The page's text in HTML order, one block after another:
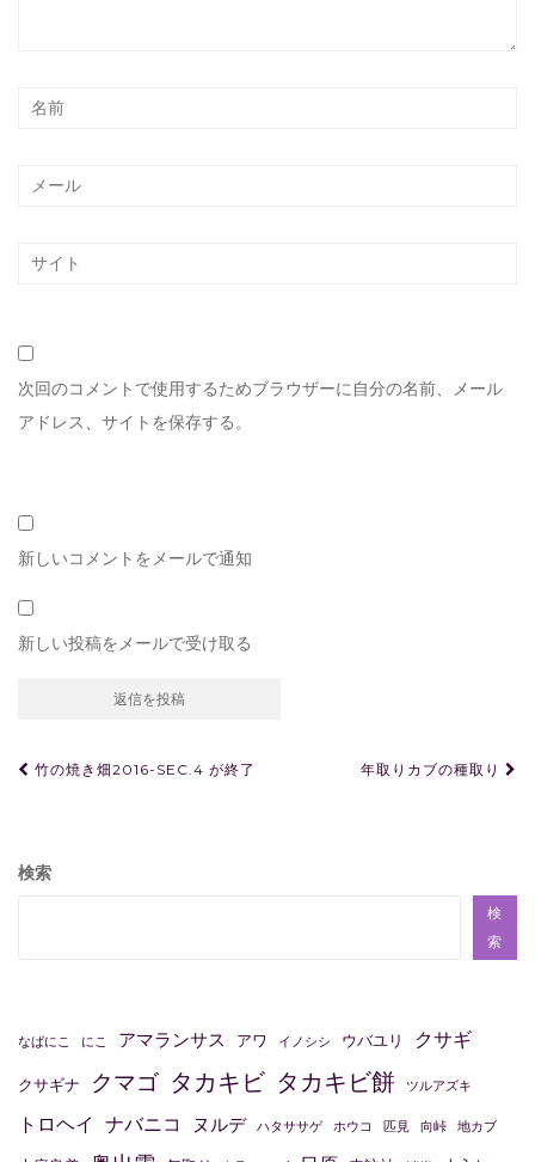
次回のコメントで使用するためブラウザーに自分の名前、メール
アドレス、サイトを保存する。
新しいコメントをメールで通知
新しい投稿をメールで受け取る
投
ビ
ン
竹の焼き畑2016-SEC.4 が終了 年取りカブの種取り
検索
検
索
なばにこ にこ アマランサス アワ イノシシ ウバユリ クサギ
クサギナ クマゴ タカキビ タカキビ餅 ツルアズキ
トロヘイ ナバニコ ヌルデ ハタササゲ ホウコ 匹見 向峠 地カブ